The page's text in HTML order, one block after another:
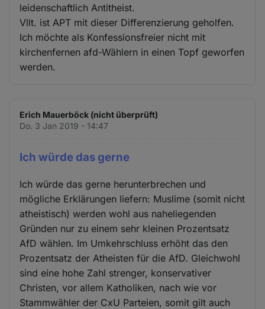
leidenschaftlich Antitheist.
Vllt. ist APT mit dieser Differenzierung geholfen.
Ich möchte als Konfessionsfreier nicht mit
kirchenfernen afd-Wählern in einen Topf geworfen
werden.
Erich Mauerböck (nicht überprüft)
Do. 3 Jan 2019 - 14:47
Ich würde das gerne
Ich würde das gerne herunterbrechen und
mögliche Erklärungen liefern: Muslime (somit nicht
atheistisch) werden wohl aus naheliegenden
Gründen nur zu einem sehr kleinen Prozentsatz
AfD wählen. Im Umkehrschluss erhöht das den
Prozentsatz der Atheisten für die AfD. Gleichwohl
sind eine hohe Zahl strenger, konservativer
Christen, vor allem Katholiken, nach wie vor
Stammwähler der CxU Parteien, somit gilt auch